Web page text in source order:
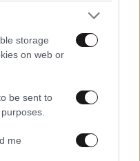
storage
on web or
be sent to
me
της «ΕΛ.Α.Σ.»